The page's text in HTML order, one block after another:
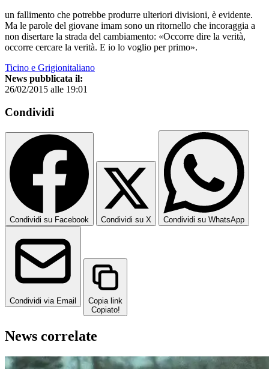
un fallimento che potrebbe produrre ulteriori divisioni, è evidente.
Ma le parole del giovane imam sono un ritornello che incoraggia a
non disertare la strada del cambiamento: «Occorre dire la verità,
occorre cercare la verità. E io lo voglio per primo».
Ticino e Grigionitaliano
News pubblicata il:
26/02/2015 alle 19:01
Condividi
Condividi su Facebook Condividi su X Condividi su WhatsApp
Condividi via Email
Copia link
Copiato!
News correlate